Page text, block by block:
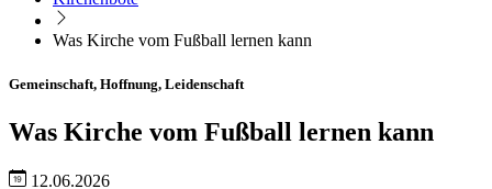
Was Kirche vom Fußball lernen kann
Gemeinschaft, Hoffnung, Leidenschaft
Was Kirche vom Fußball lernen kann
12.06.2026